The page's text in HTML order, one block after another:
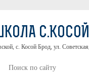
с. Косой Брод, ул.